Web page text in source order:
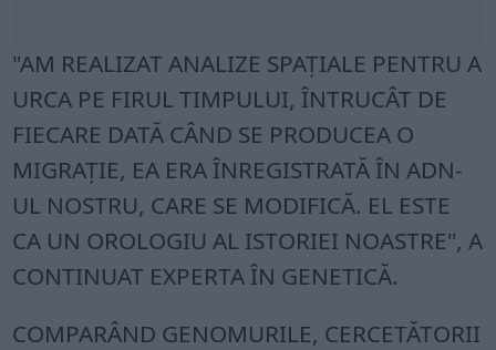
"AM REALIZAT ANALIZE SPAŢIALE PENTRU A
URCA PE FIRUL TIMPULUI, ÎNTRUCÂT DE
FIECARE DATĂ CÂND SE PRODUCEA O
MIGRAŢIE, EA ERA ÎNREGISTRATĂ ÎN ADN-
UL NOSTRU, CARE SE MODIFICĂ. EL ESTE
CA UN OROLOGIU AL ISTORIEI NOASTRE", A
CONTINUAT EXPERTA ÎN GENETICĂ.
COMPARÂND GENOMURILE, CERCETĂTORII